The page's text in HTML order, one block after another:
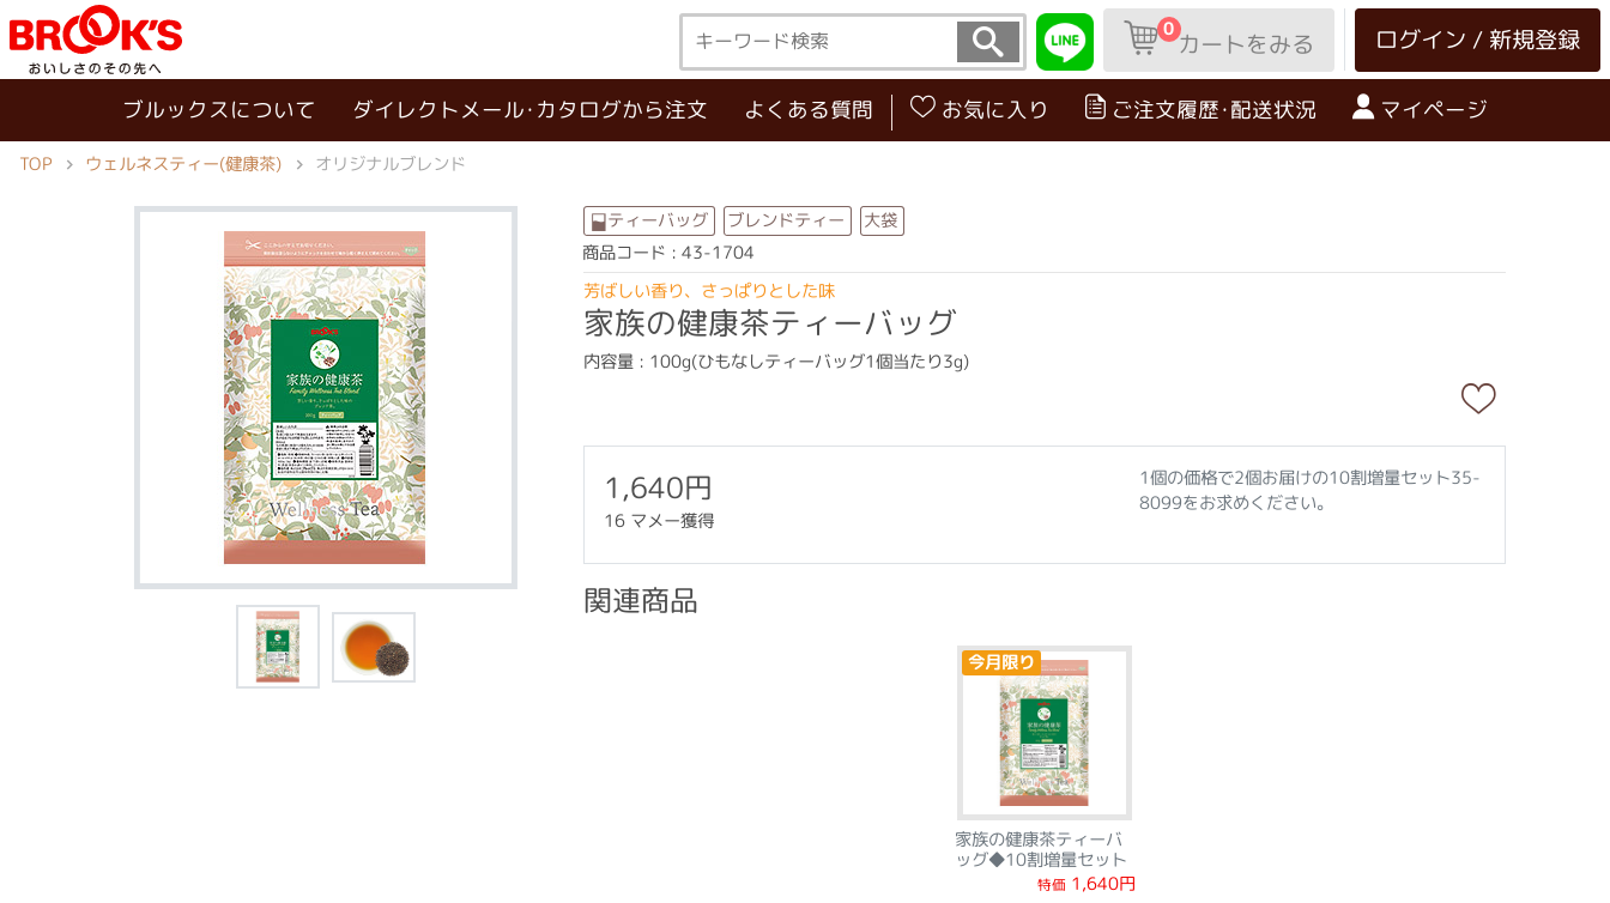
ログイン / 新規登録
0カートをみる
ブルックスについて ダイレクトメール･カタログから注文 よくある質問 お気に入り ご注文履歴･配送状況 マイページ
TOP ウェルネスティー(健康茶) オリジナルブレンド
ティーバッグ ブレンドティー 大袋
商品コード : 43-1704
芳ばしい香り、さっぱりとした味
家族の健康茶ティーバッグ
内容量 : 100g(ひもなしティーバッグ1個当たり3g)
1,640円
16 マメー獲得
1個の価格で2個お届けの10割増量セット35-
8099をお求めください。
関連商品
今月限り
家族の健康茶ティーバ
ッグ◆10割増量セット
特価 1,640円